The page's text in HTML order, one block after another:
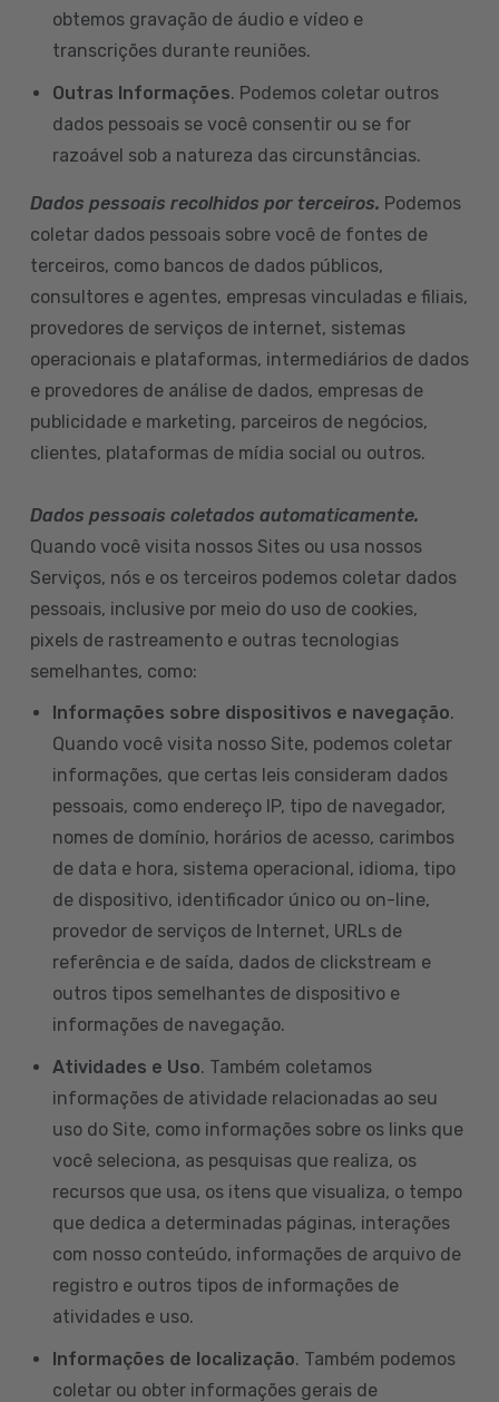
obtemos gravação de áudio e vídeo e
transcrições durante reuniões.
Outras Informações. Podemos coletar outros
dados pessoais se você consentir ou se for
razoável sob a natureza das circunstâncias.
Dados pessoais recolhidos por terceiros. Podemos
coletar dados pessoais sobre você de fontes de
terceiros, como bancos de dados públicos,
consultores e agentes, empresas vinculadas e filiais,
provedores de serviços de internet, sistemas
operacionais e plataformas, intermediários de dados
e provedores de análise de dados, empresas de
publicidade e marketing, parceiros de negócios,
clientes, plataformas de mídia social ou outros.
Dados pessoais coletados automaticamente.
Quando você visita nossos Sites ou usa nossos
Serviços, nós e os terceiros podemos coletar dados
pessoais, inclusive por meio do uso de cookies,
pixels de rastreamento e outras tecnologias
semelhantes, como:
Informações sobre dispositivos e navegação.
Quando você visita nosso Site, podemos coletar
informações, que certas leis consideram dados
pessoais, como endereço IP, tipo de navegador,
nomes de domínio, horários de acesso, carimbos
de data e hora, sistema operacional, idioma, tipo
de dispositivo, identificador único ou on-line,
provedor de serviços de Internet, URLs de
referência e de saída, dados de clickstream e
outros tipos semelhantes de dispositivo e
informações de navegação.
Atividades e Uso. Também coletamos
informações de atividade relacionadas ao seu
uso do Site, como informações sobre os links que
você seleciona, as pesquisas que realiza, os
recursos que usa, os itens que visualiza, o tempo
que dedica a determinadas páginas, interações
com nosso conteúdo, informações de arquivo de
registro e outros tipos de informações de
atividades e uso.
Informações de localização. Também podemos
coletar ou obter informações gerais de